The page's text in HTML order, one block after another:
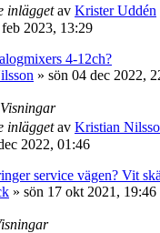
inläggetav Krister Uddén
2023, 13:29
4-12ch?
» sön 04 dec 2022,
Visningar
inläggetav Kristian
2022, 01:46
service vägen? Vit
» sön 17 okt 2021, 19:46